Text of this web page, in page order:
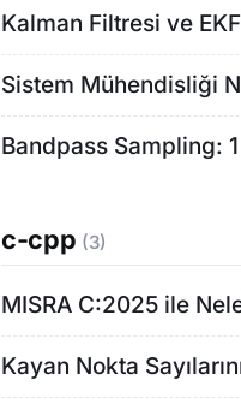
Kalman Filtresi ve
Sistem Mühendisliği
Bandpass Sampling:
c-cpp (3)
MISRA C:2025 ile
Kayan Nokta